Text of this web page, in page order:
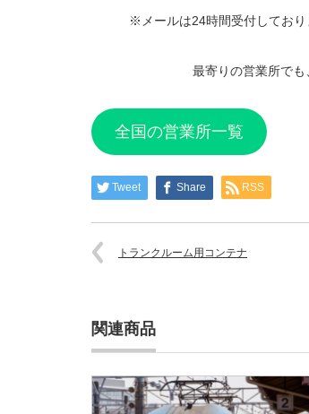
※メールは24時間受付しており
最寄りの営業所でも
全国の営業所一覧
Tweet Share RSS
トランクルーム用コンテナ
関連商品